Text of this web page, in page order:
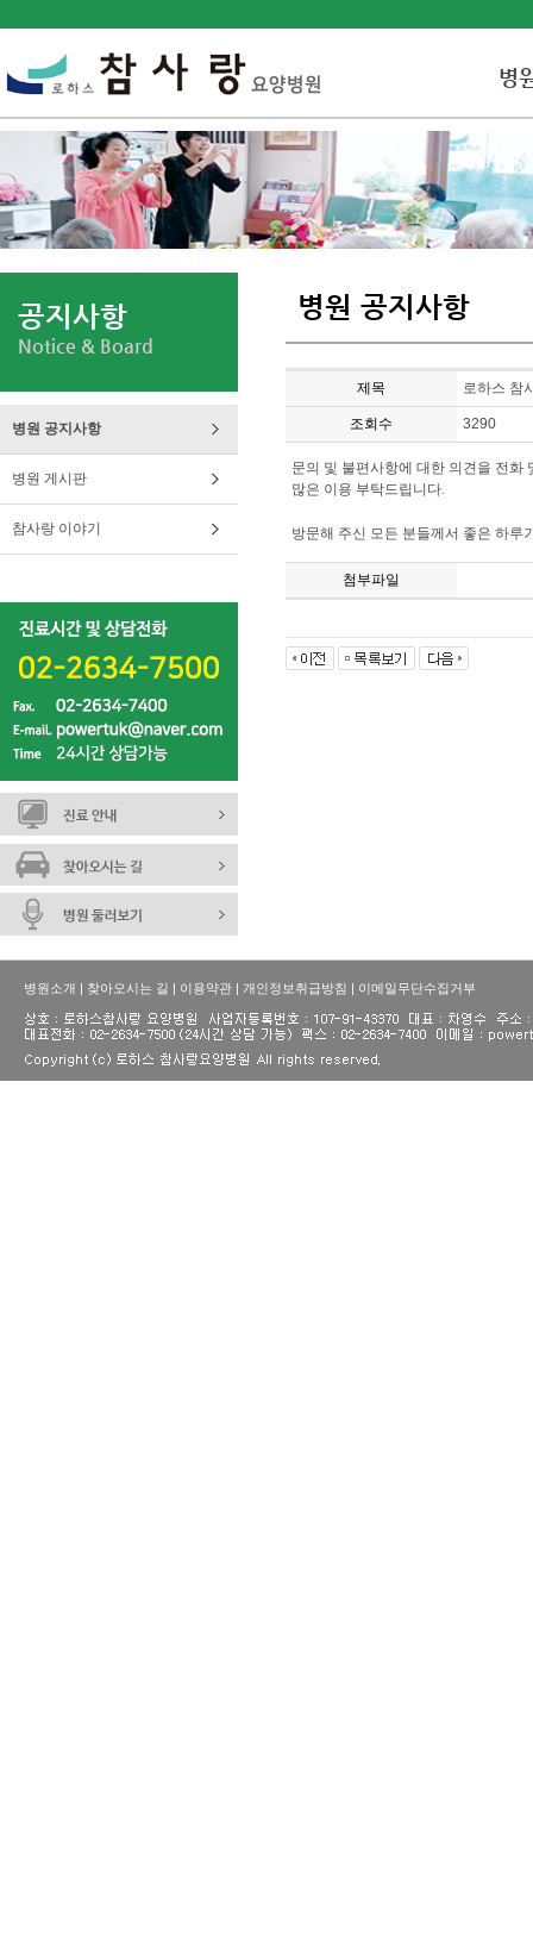
병
공지사항
Notice & Board
병원 공지사항
병원 게시판
참사랑 이야기
병원 공지사항
제목 로하스 참
조회수 3290
문의 및 불편사항에 대한 의견을 전화
많은 이용 부탁드립니다.
방문해 주신 모든 분들께서 좋은 하루
첨부파일
병원소개 | 찾아오시는 길 | 이용약관 | 개인정보취급방침 | 이메일무단수집거부